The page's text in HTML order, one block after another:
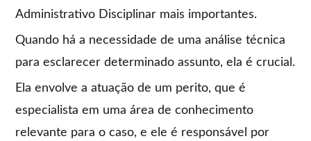
Administrativo Disciplinar mais importantes.
Quando há a necessidade de uma análise técnica
para esclarecer determinado assunto, ela é crucial.
Ela envolve a atuação de um perito, que é
especialista em uma área de conhecimento
relevante para o caso, e ele é responsável por